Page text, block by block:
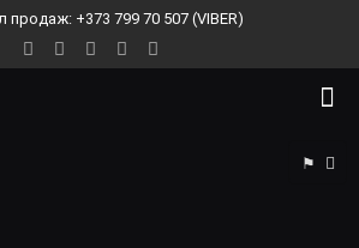
продаж: +373 799 70 507 (VIBER)
⚑